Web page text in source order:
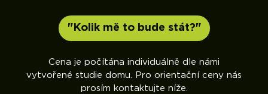
"Kolik mě to bude stát?"
Cena je počítána individuálně dle námi
vytvořené studie domu. Pro orientační ceny nás
prosím kontaktujte níže.